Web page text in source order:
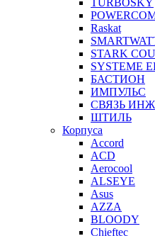
TURBOSKY
Raskat
STARK
SYSTEME
БАСТИОН
ИМПУЛЬС
СВЯЗЬ
ШТИЛЬ
Корпуса
Accord
ACD
Aerocool
ALSEYE
Asus
AZZA
BLOODY
Chieftec